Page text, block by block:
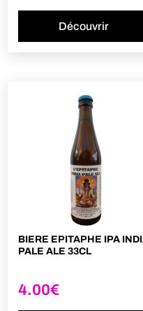
Découvrir
BIERE EPITAPHE IPA
PALE ALE 33CL
4.00€